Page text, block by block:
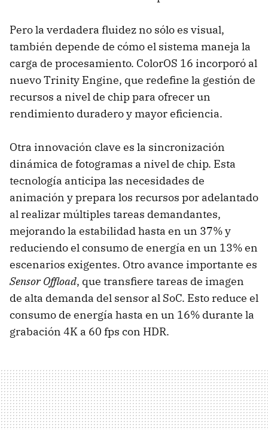
Pero la verdadera fluidez no sólo es visual,
también depende de cómo el sistema maneja la
carga de procesamiento. ColorOS 16 incorporó al
nuevo Trinity Engine, que redefine la gestión de
recursos a nivel de chip para ofrecer un
rendimiento duradero y mayor eficiencia.
Otra innovación clave es la sincronización
dinámica de fotogramas a nivel de chip. Esta
tecnología anticipa las necesidades de
animación y prepara los recursos por adelantado
al realizar múltiples tareas demandantes,
mejorando la estabilidad hasta en un 37% y
reduciendo el consumo de energía en un 13% en
escenarios exigentes. Otro avance importante es
Sensor Offload, que transfiere tareas de imagen
de alta demanda del sensor al SoC. Esto reduce el
consumo de energía hasta en un 16% durante la
grabación 4K a 60 fps con HDR.